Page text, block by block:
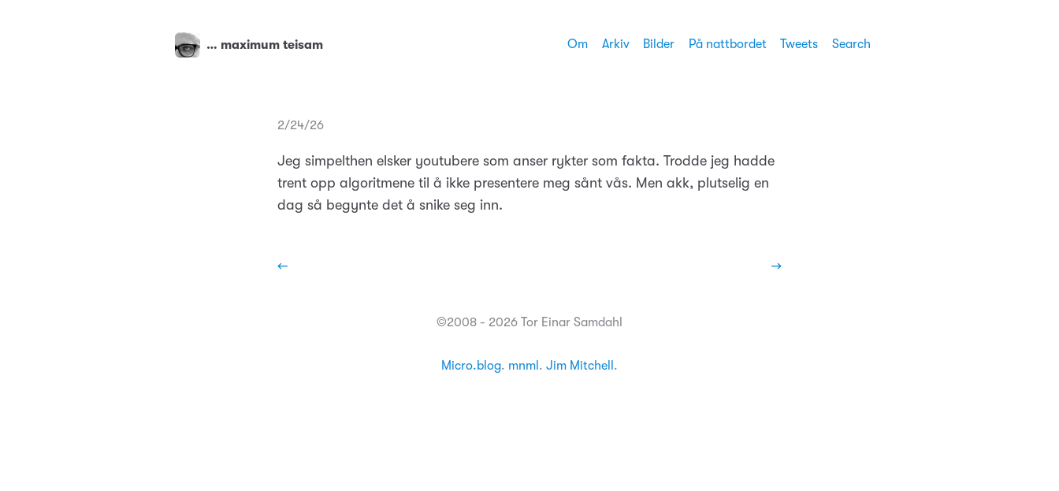
… maximum teisam Om Arkiv Bilder På nattbordet Tweets Search
2/24/26
Jeg simpelthen elsker youtubere som anser rykter som fakta. Trodde jeg hadde
trent opp algoritmene til å ikke presentere meg sånt vås. Men akk, plutselig en
dag så begynte det å snike seg inn.
← →
©2008 - 2026 Tor Einar Samdahl
Micro.blog. mnml . Jim Mitchell .